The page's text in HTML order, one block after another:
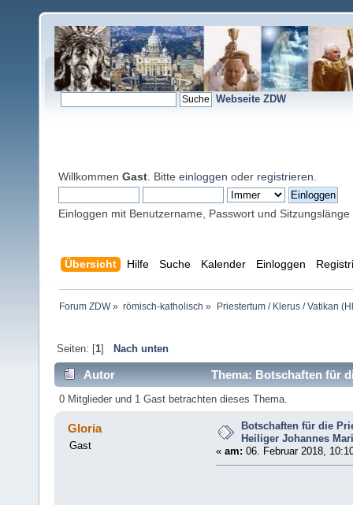
Webseite ZDW
Willkommen Gast . Bitte einloggen oder registrieren
Einloggen mit Benutzername, Passwort und Sitzungslänge
Übersicht Hilfe Suche Kalender Einloggen
Forum ZDW» römisch-katholisch » Priestertum / Klerus / Vatikan
Seiten: [1] Nach unten
Autor
Thema: Botschaften für
7072 mal)
0 Mitglieder und 1 Gast betrachten dieses Thema.
Gloria
Gast
Botschaften für die
Heiliger Johannes
« am: 06. Februar 2018,